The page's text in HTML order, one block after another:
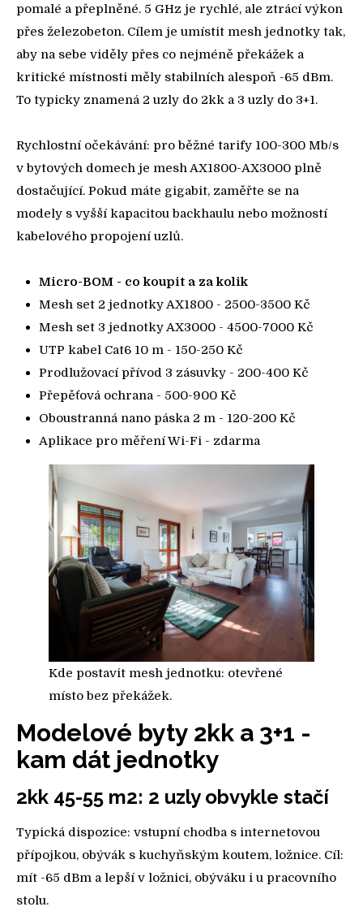
pomalé a přeplněné. 5 GHz je rychlé, ale ztrácí výkon
přes železobeton. Cílem je umístit mesh jednotky tak,
aby na sebe viděly přes co nejméně překážek a
kritické místnosti měly stabilních alespoň -65 dBm.
To typicky znamená 2 uzly do 2kk a 3 uzly do 3+1.
Rychlostní očekávání: pro běžné tarify 100-300 Mb/s
v bytových domech je mesh AX1800-AX3000 plně
dostačující. Pokud máte gigabit, zaměřte se na
modely s vyšší kapacitou backhaulu nebo možností
kabelového propojení uzlů.
Micro-BOM - co koupit a za kolik
Mesh set 2 jednotky AX1800 - 2500-3500 Kč
Mesh set 3 jednotky AX3000 - 4500-7000 Kč
UTP kabel Cat6 10 m - 150-250 Kč
Prodlužovací přívod 3 zásuvky - 200-400 Kč
Přepěťová ochrana - 500-900 Kč
Oboustranná nano páska 2 m - 120-200 Kč
Aplikace pro měření Wi-Fi - zdarma
Kde postavit mesh jednotku: otevřené
místo bez překážek.
Modelové byty 2kk a 3+1 -
kam dát jednotky
2kk 45-55 m2: 2 uzly obvykle stačí
Typická dispozice: vstupní chodba s internetovou
přípojkou, obývák s kuchyňským koutem, ložnice. Cíl:
mít -65 dBm a lepší v ložnici, obýváku i u pracovního
stolu.